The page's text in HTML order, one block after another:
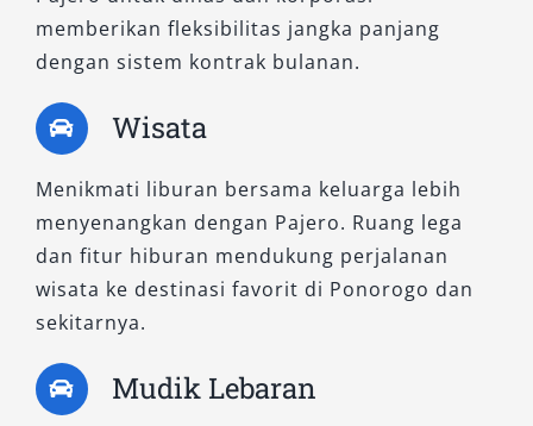
memberikan fleksibilitas jangka panjang
dengan sistem kontrak bulanan.
Wisata
Menikmati liburan bersama keluarga lebih
menyenangkan dengan Pajero. Ruang lega
dan fitur hiburan mendukung perjalanan
wisata ke destinasi favorit di Ponorogo dan
sekitarnya.
Mudik Lebaran